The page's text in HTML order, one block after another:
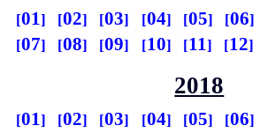
01 02 03 04 05
06
07
08 09 10 11 12
2018
01 02 03 04 05
06